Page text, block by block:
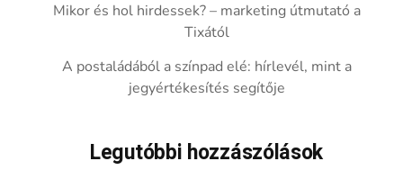
Mikor és hol hirdessek? – marketing útmutató a
Tixától
A postaládából a színpad elé: hírlevél, mint a
jegyértékesítés segítője
Legutóbbi hozzászólások